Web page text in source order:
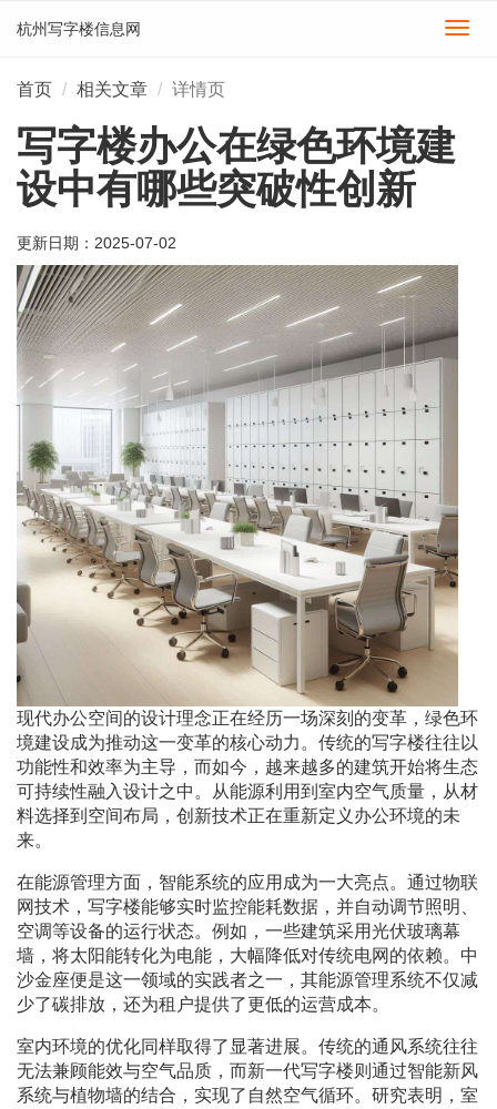
切
杭州写字楼信息网
首页 相关文章 详情页
写字楼办公在绿色环境建
设中有哪些突破性创新
更新日期： 2025-07-02
现代办公空间的设计理念正在经历一场深刻的变革，绿色环
境建设成为推动这一变革的核心动力。传统的写字楼往往以
功能性和效率为主导，而如今，越来越多的建筑开始将生态
可持续性融入设计之中。从能源利用到室内空气质量，从材
料选择到空间布局，创新技术正在重新定义办公环境的未
来。
在能源管理方面，智能系统的应用成为一大亮点。通过物联
网技术，写字楼能够实时监控能耗数据，并自动调节照明、
空调等设备的运行状态。例如，一些建筑采用光伏玻璃幕
墙，将太阳能转化为电能，大幅降低对传统电网的依赖。中
沙金座便是这一领域的实践者之一，其能源管理系统不仅减
少了碳排放，还为租户提供了更低的运营成本。
室内环境的优化同样取得了显著进展。传统的通风系统往往
无法兼顾能效与空气品质，而新一代写字楼则通过智能新风
系统与植物墙的结合，实现了自然空气循环。研究表明，室